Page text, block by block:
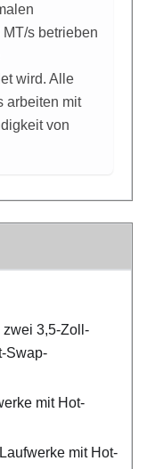
s betrieben
wird. Alle
arbeiten mit
von
zwei 3,5-Zoll-
Swap-
mit Hot-
mit Hot-